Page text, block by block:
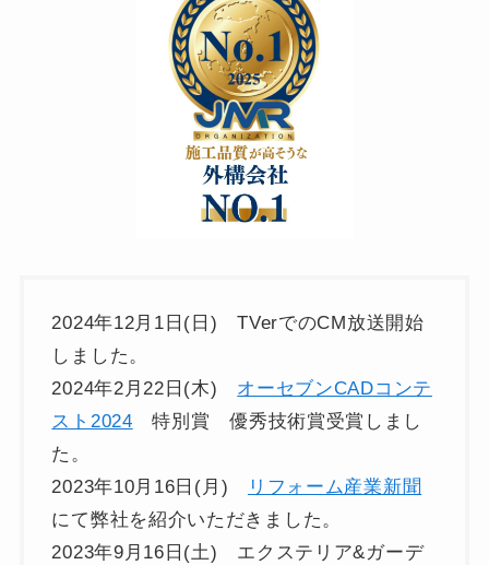
2024年12月1日(日) TVerでのCM放送開始
しました。
2024年2月22日(木) オーセブンCADコンテ
スト2024 特別賞 優秀技術賞受賞しまし
た。
2023年10月16日(月)
リフォーム産業新聞
にて弊社を紹介いただきました。
2023年9月16日(土) エクステリア&ガーデ